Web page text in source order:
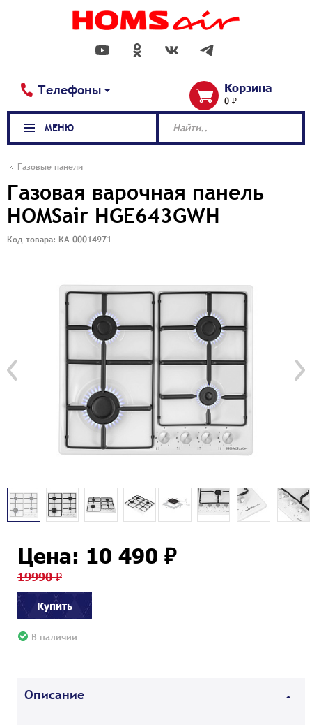
Телефоны Корзина
0 ₽
Газовые панели
Газовая варочная панель
HOMSair HGE643GWH
Код товара: КА-00014971
Цена: 10 490 ₽
19990 ₽
Купить
В наличии
Описание
МЕНЮ Найти..